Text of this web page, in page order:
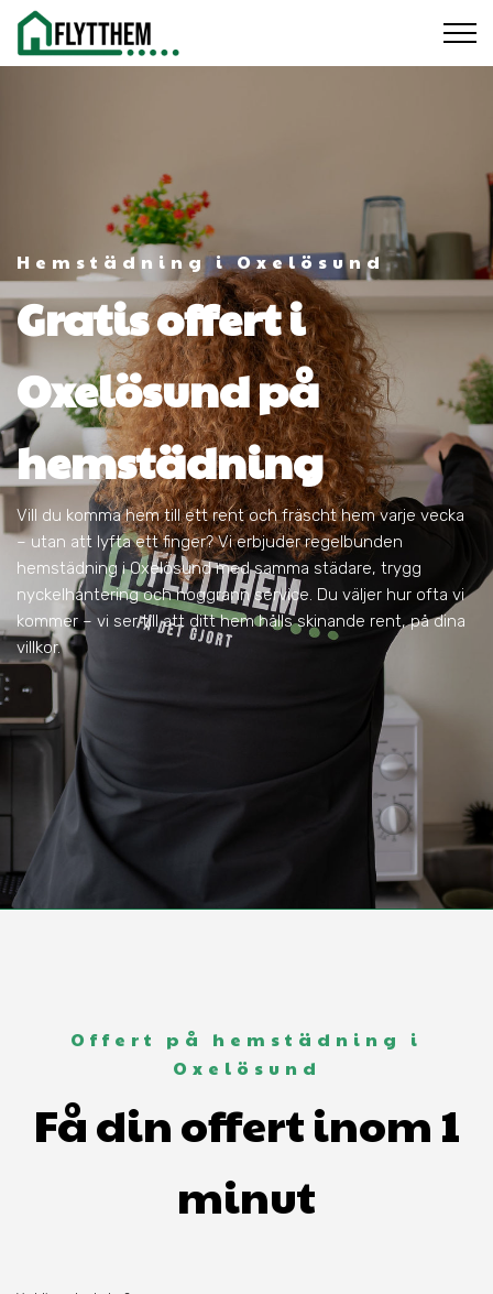
Hemstädning i Oxelösund
Gratis offert i
Oxelösund på
hemstädning
Vill du komma hem till ett rent och fräscht hem varje vecka
– utan att lyfta ett finger? Vi erbjuder regelbunden
hemstädning i Oxelösund med samma städare, trygg
nyckelhantering och noggrann service. Du väljer hur ofta vi
kommer – vi ser till att ditt hem hålls skinande rent, på dina
villkor.
Offert på hemstädning i
Oxelösund
Få din offert inom 1
minut